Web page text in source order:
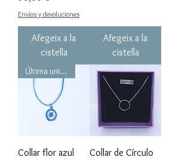
Envíos y devoluciones
Afegeix a la
cistella
Afegeix a la
cistella
Última unidad!!!
Collar flor azul
Collar de Círculo